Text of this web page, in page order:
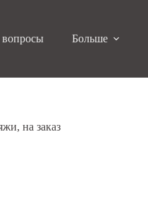
вопросы Больше
на заказ